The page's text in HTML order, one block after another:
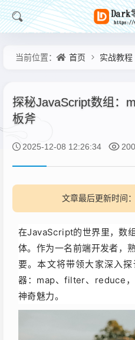
当前位置： 首页 实战教程
探秘JavaScript数组：
板斧
2025-12-08 12:26:34
文章最后更新时间：
在JavaScript的世界里，数
体。作为一名前端开发者，
要。本文将带领大家深入
器：map、filter、reduce
神奇魅力。